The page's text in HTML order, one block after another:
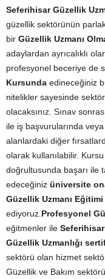
Seferihisar Güzellik
güzellik sektörünün
bir Güzellik Uzmanı
adaylardan ayrıcalıklı
profesyonel beceriye de
Kursunda edineceğiniz
nitelikler sayesinde
olacaksınız. Sınav
ile iş başvurularında
alanlardaki diğer
olarak kullanılabilir.
doğrultusunda başarı ile
edeceğiniz üniversite
Güzellik Uzmanı
ediyoruz.Profesyonel
eğitmenler ile
Güzellik Uzmanlığı
sektörü olan hizmet
Güzellik ve Bakım